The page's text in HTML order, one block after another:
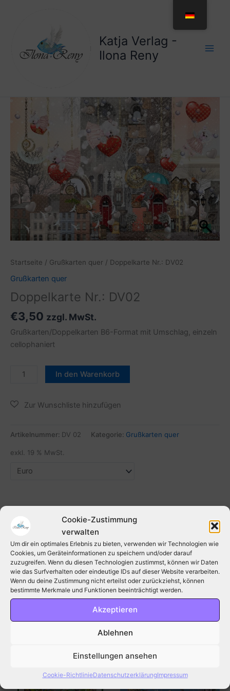
Cookie-Zustimmung
verwalten
Um dir ein optimales Erlebnis zu bieten, verwenden wir Technologien wie
Cookies, um Geräteinformationen zu speichern und/oder darauf
zuzugreifen. Wenn du diesen Technologien zustimmst, können wir Daten
wie das Surfverhalten oder eindeutige IDs auf dieser Website verarbeiten.
Wenn du deine Zustimmung nicht erteilst oder zurückziehst, können
bestimmte Merkmale und Funktionen beeinträchtigt werden.
Akzeptieren
Ablehnen
Einstellungen ansehen
Cookie-RichtlinieDatenschutzerklärungImpressum
Katja Verlag -
Ilona Reny
Startseite / Grußkarten quer / Doppelkarte Nr.: DV02
Grußkarten quer
Doppelkarte Nr.: DV02
€3,50 zzgl. MwSt.
Grußkarten/Doppelkarten B6-Format mit Umschlag, einzeln
cellophaniert
Doppelkarte
Nr.:
DV02
Menge
In den Warenkorb
Artikelnummer: DV 02 Kategorie: Grußkarten quer
exkl. 19 % MwSt.
Beschreibung
Zusätzliche Information
Bewertungen (0)
Grußkarten/Doppelkarten B6-Format mit Umschlag, einzeln
cellophaniert
Dieses
Produkt